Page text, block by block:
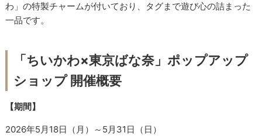
わ」の特製チャームが付いており、タグまで遊び心の詰まった
一品です。
「ちいかわ×東京ばな奈」ポップアップ
ショップ 開催概要
【期間】
2026年5月18日（月）～5月31日（日）